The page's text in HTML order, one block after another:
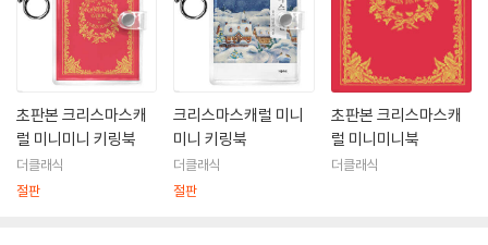
초판본 크리스마스캐
럴 미니미니 키링북
더클래식
절판
크리스마스캐럴 미니
미니 키링북
더클래식
절판
초판본 크리스마스캐
럴 미니미니북
더클래식